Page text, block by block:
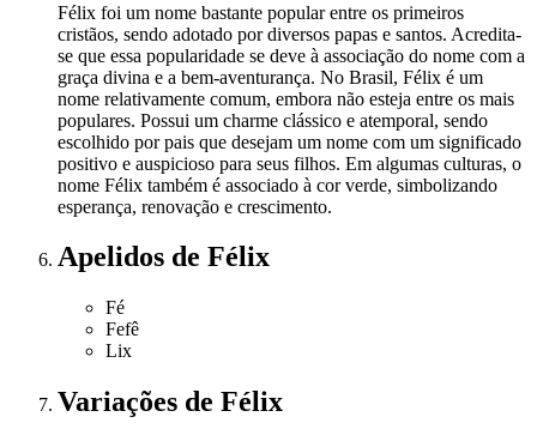
Félix foi um nome bastante popular entre os primeiros
cristãos, sendo adotado por diversos papas e santos. Acredita-
se que essa popularidade se deve à associação do nome com a
graça divina e a bem-aventurança. No Brasil, Félix é um
nome relativamente comum, embora não esteja entre os mais
populares. Possui um charme clássico e atemporal, sendo
escolhido por pais que desejam um nome com um significado
positivo e auspicioso para seus filhos. Em algumas culturas, o
nome Félix também é associado à cor verde, simbolizando
esperança, renovação e crescimento.
Apelidos de Félix
Fé
Fefê
Lix
Variações de Félix